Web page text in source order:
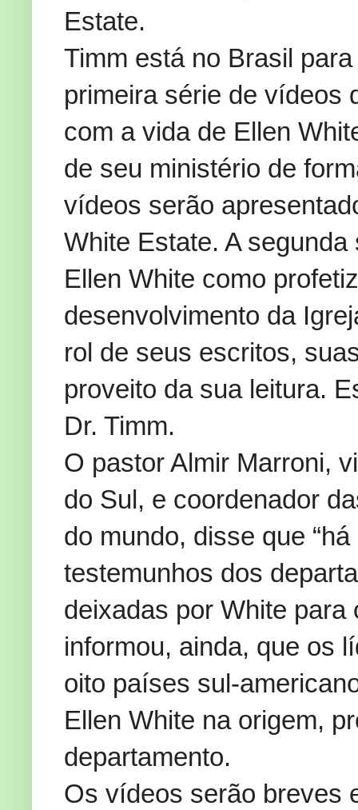
Estate.
Timm está no Brasil
primeira série de vídeos
com a vida de Ellen
de seu ministério de
vídeos serão
White Estate. A
Ellen White como
desenvolvimento da
rol de seus escritos,
proveito da sua leitura.
Dr. Timm.
O pastor Almir Marroni,
do Sul, e coordenador
do mundo, disse que
testemunhos dos
deixadas por White para
informou, ainda, que os
oito países sul-
Ellen White na origem,
departamento.
Os vídeos serão breves